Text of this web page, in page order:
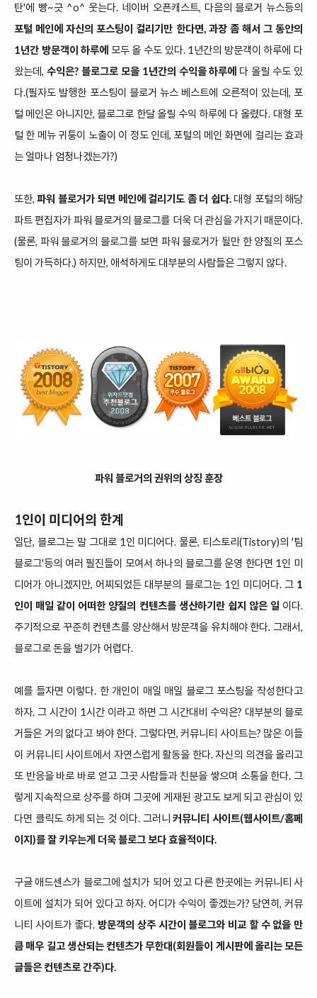
탄'에 빵~긋 ^o^ 웃는다. 네이버 오픈캐스트, 다음의 블로거 뉴스등의
포털 메인에 자신의 포스팅이 걸리기만 한다면, 과장 좀 해서 그 동안의
1년간 방문객이 하루에 모두 올 수도 있다. 1년간의 방문객이 하루에 다
왔는데, 수익은? 블로그로 모을 1년간의 수익을 하루에 다 올릴 수도 있
다.(필자도 발행한 포스팅이 블로거 뉴스 베스트에 오른적이 있는데, 포
털 메인은 아니지만, 블로그로 한달 올릴 수익 하루에 다 올렸다. 대형 포
털 한 메뉴 귀퉁이 노출이 이 정도 인데, 포털의 메인 화면에 걸리는 효과
는 얼마나 엄청나겠는가?)
또한,파워 블로거가 되면 메인에 걸리기도 좀 더 쉽다.대형 포털의 해당
파트 편집자가 파워 블로거의 블로그를 더욱 더 관심을 가지기 때문이다.
(물론, 파워 블로거의 블로그를 보면 파워 블로거가 될만 한 양질의 포스
팅이 가득하다.) 하지만, 애석하게도 대부분의 사람들은 그렇지 않다.
파워 블로거의 권위의 상징 훈장
1인이 미디어의 한계
일단, 블로그는 말 그대로 1인 미디어다. 물론, 티스토리(Tistory)의 '팀
블로그'등의 여러 필진들이 모여서 하나의 블로그를 운영 한다면 1인 미
디어가 아니겠지만, 어찌되었든 대부분의 블로그는 1인 미디어다. 그 1
인이 매일 같이 어떠한 양질의 컨텐츠를 생산하기란 쉽지 않은 일 이다.
주기적으로 꾸준히 컨텐츠를 양산해서 방문객을 유치해야 한다. 그래서,
블로그로 돈을 벌기가 어렵다.
예를 들자면 이렇다. 한 개인이 매일 매일 블로그 포스팅을 작성한다고
하자. 그 시간이 1시간 이라고 하면 그 시간대비 수익은? 대부분의 블로
거들은 거의 없다고 봐야 한다. 그렇다면, 커뮤니티 사이트는? 많은 이들
이 커뮤니티 사이트에서 자연스럽게 활동을 한다. 자신의 의견을 올리고
또 반응을 바로 바로 얻고 그곳 사람들과 친분을 쌓으며 소통을 한다. 그
렇게 지속적으로 상주를 하며 그곳에 게재된 광고도 보게 되고 관심이 있
다면 클릭도 하게 되는 것 이다. 그러니커뮤니티 사이트(웹사이트/홈페
이지)를 잘 키우는게 더욱 블로그 보다 효율적이다.
구글 애드센스가 블로그에 설치가 되어 있고 다른 한곳에는 커뮤니티 사
이트에 설치가 되어 있다고 하자. 어디가 수익이 좋겠는가? 당연히, 커뮤
니티 사이트가 좋다. 방문객의 상주 시간이 블로그와 비교 할 수 없을 만
큼 매우 길고 생산되는 컨텐츠가 무한대(회원들이 게시판에 올리는 모든
글들은 컨텐츠로 간주)다.